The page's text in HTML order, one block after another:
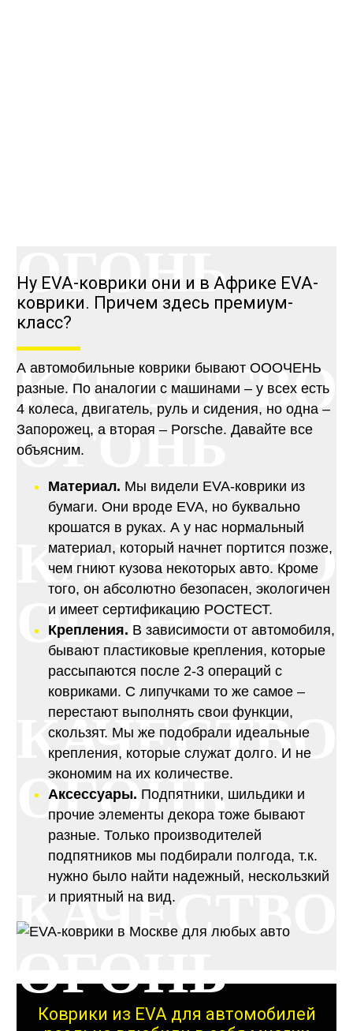
ОГОНЬ
КАЧЕСТВО
ОГОНЬ
КАЧЕСТВО
ОГОНЬ
КАЧЕСТВО
ОГОНЬ
КАЧЕСТВО
ОГОНЬ
Ну EVA-коврики они и в Африке EVA-
коврики. Причем здесь премиум-
класс?
А автомобильные коврики бывают ОООЧЕНЬ
разные. По аналогии с машинами – у всех есть
4 колеса, двигатель, руль и сидения, но одна –
Запорожец, а вторая – Porsche. Давайте все
объясним.
Материал. Мы видели EVA-коврики из
бумаги. Они вроде EVA, но буквально
крошатся в руках. А у нас нормальный
материал, который начнет портится позже,
чем гниют кузова некоторых авто. Кроме
того, он абсолютно безопасен, экологичен
и имеет сертификацию РОСТЕСТ.
Крепления. В зависимости от автомобиля,
бывают пластиковые крепления, которые
рассыпаются после 2-3 операций с
ковриками. С липучками то же самое –
перестают выполнять свои функции,
скользят. Мы же подобрали идеальные
крепления, которые служат долго. И не
экономим на их количестве.
Аксессуары. Подпятники, шильдики и
прочие элементы декора тоже бывают
разные. Только производителей
подпятников мы подбирали полгода, т.к.
нужно было найти надежный, нескользкий
и приятный на вид.
Коврики из EVA для автомобилей